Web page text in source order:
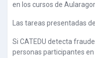
en los cursos de
Las tareas presentadas
Si CATEDU detecta
personas participantes